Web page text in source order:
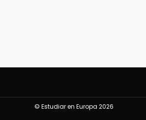
© Estudiar en Europa 2026